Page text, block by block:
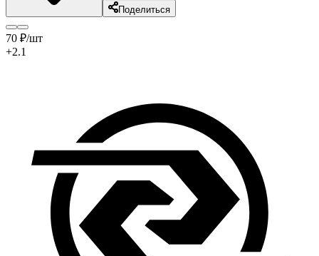
Поделиться
70 ₽/шт
+2.1